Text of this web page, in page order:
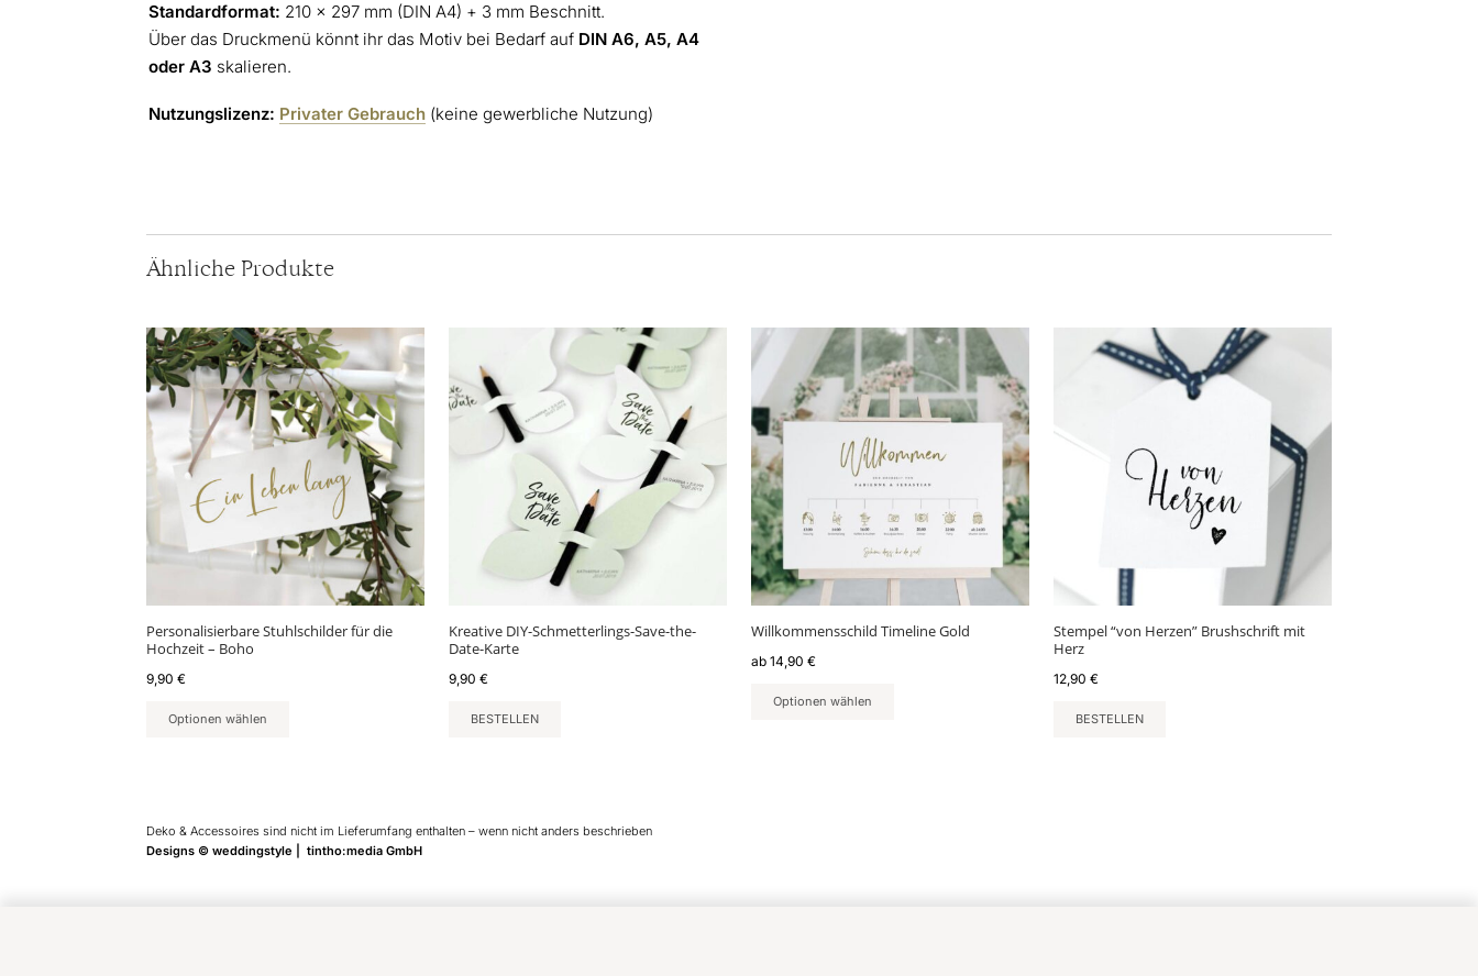
Standardformat: 210 × 297 mm (DIN A4) + 3 mm Beschnitt.
Über das Druckmenü könnt ihr das Motiv bei Bedarf auf DIN A6, A5, A4
oder A3 skalieren.
Nutzungslizenz: Privater Gebrauch (keine gewerbliche Nutzung)
Ähnliche Produkte
Personalisierbare Stuhlschilder für die
Hochzeit – Boho
9,90 €
Optionen wählen
Kreative DIY-Schmetterlings-Save-the-
Date-Karte
9,90 €
BESTELLEN
Willkommensschild Timeline Gold
ab 14,90 €
Optionen wählen
Dieses
Produkt
weist
mehrere
Varianten
auf.
Die
Optionen
können
auf
der
Produktseite
werden
Stempel “von Herzen” Brushschrift mit
Herz
12,90 €
BESTELLEN
Deko & Accessoires sind nicht im Lieferumfang enthalten – wenn nicht anders beschrieben
Designs © weddingstyle | tintho:media GmbH